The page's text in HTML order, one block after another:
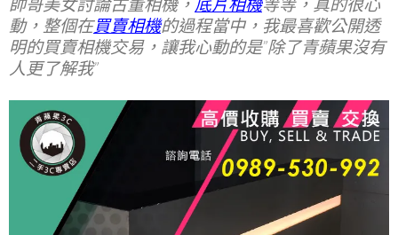
動，整個在買賣相機的過程當中，我最喜歡公開透
明的買賣相機交易，讓我心動的是”除了青蘋果沒有
人更了解我”